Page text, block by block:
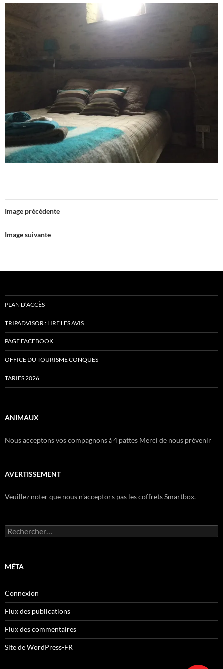
Image précédente
Image suivante
PLAN D’ACCÈS
TRIPADVISOR : LIRE LES AVIS
PAGE FACEBOOK
OFFICE DU TOURISME CONQUES
TARIFS 2026
ANIMAUX
Nous acceptons vos compagnons à 4 pattes Merci de nous prévenir
AVERTISSEMENT
Veuillez noter que nous n'acceptons pas les coffrets Smartbox.
Rechercher :
MÉTA
Connexion
Flux des publications
Flux des commentaires
Site de WordPress-FR